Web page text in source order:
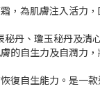
，為肌膚注入活力
丹、瓊玉秘丹及清
的自生力及自潤力
復自生能力。是一